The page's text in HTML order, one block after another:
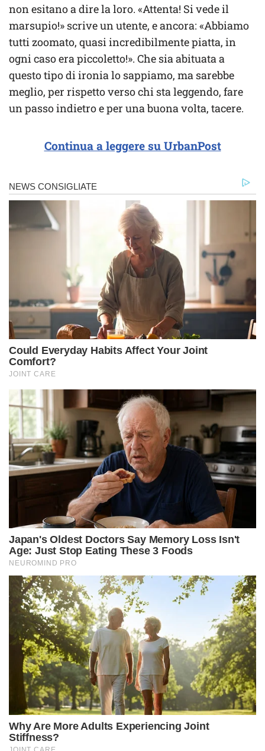
non esitano a dire la loro. «Attenta! Si vede il
marsupio!» scrive un utente, e ancora: «Abbiamo
tutti zoomato, quasi incredibilmente piatta, in
ogni caso era piccoletto!». Che sia abituata a
questo tipo di ironia lo sappiamo, ma sarebbe
meglio, per rispetto verso chi sta leggendo, fare
un passo indietro e per una buona volta, tacere.
Continua a leggere su UrbanPost